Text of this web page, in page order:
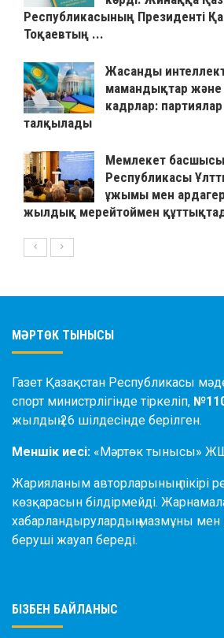
Республикасының Президенті
Тоқаевтың ...
Жасанды
мамандықтар
кадрлар:
талқылады
Мемлекет басшысы
Республикасы
ұжымы мен
жылдық мерейтоймен
МӘРТӨК ТЫНЫСЫ
Газет Қазақстан Республикасы
спорт министрлігінде тіркеліп,
жылдың 26 шілдесінде берілген.
Меншік иесі: «Мәртөк тынысы»
Жарияланым авторларының пікірі
көзқарасын білдірмейді.
хабарландырулардың мазмұны мен
беруші жауап береді.
БІЗБЕН БАЙЛАНЫС